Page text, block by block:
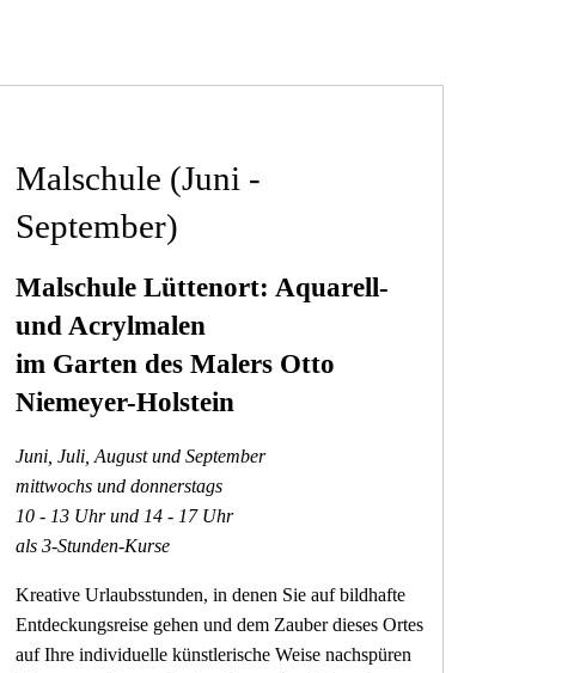
Malschule (Juni -
September)
Malschule Lüttenort: Aquarell-
und Acrylmalen
im Garten des Malers Otto
Niemeyer-Holstein
Juni, Juli, August und September
mittwochs und donnerstags
10 - 13 Uhr und 14 - 17 Uhr
als 3-Stunden-Kurse
Kreative Urlaubsstunden, in denen Sie auf bildhafte
Entdeckungsreise gehen und dem Zauber dieses Ortes
auf Ihre individuelle künstlerische Weise nachspüren